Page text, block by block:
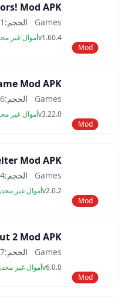
Mod
Mod APK
Games الحجم:
v1.60.4أموال غير
Mod
Games الحجم:
v3.22.0أموال غير
Mod
Mod APK
Games الحجم:
v2.0.2أموال غير
Mod
Games الحجم:
v6.0.0أموال غير